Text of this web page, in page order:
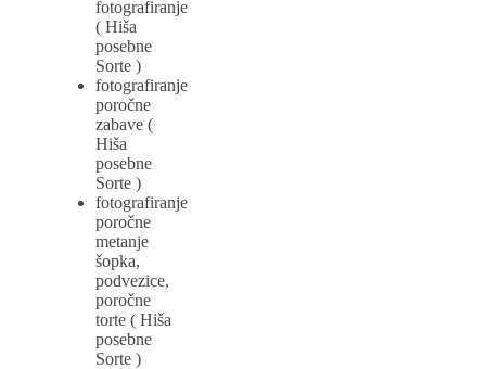
fotografiranje
( Hiša
posebne
Sorte )
fotografiranje
poročne
zabave (
Hiša
posebne
Sorte )
fotografiranje
poročne
metanje
šopka,
podvezice,
poročne
torte ( Hiša
posebne
Sorte )